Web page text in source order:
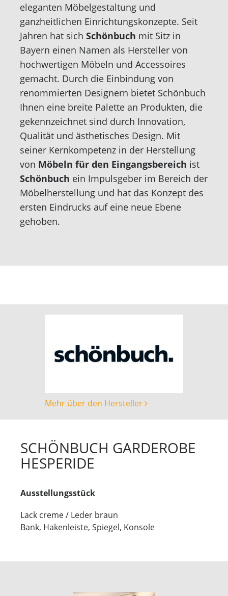
eleganten Möbelgestaltung und
ganzheitlichen Einrichtungskonzepte. Seit
Jahren hat sich Schönbuch mit Sitz in
Bayern einen Namen als Hersteller von
hochwertigen Möbeln und Accessoires
gemacht. Durch die Einbindung von
renommierten Designern bietet Schönbuch
Ihnen eine breite Palette an Produkten, die
gekennzeichnet sind durch Innovation,
Qualität und ästhetisches Design. Mit
seiner Kernkompetenz in der Herstellung
von Möbeln für den Eingangsbereich ist
Schönbuch ein Impulsgeber im Bereich der
Möbelherstellung und hat das Konzept des
ersten Eindrucks auf eine neue Ebene
gehoben.
Mehr über den Hersteller
SCHÖNBUCH GARDEROBE
HESPERIDE
Ausstellungsstück
Lack creme / Leder braun
Bank, Hakenleiste, Spiegel, Konsole